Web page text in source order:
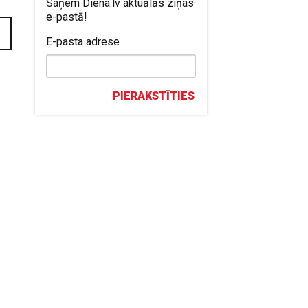
Saņem Diena.lv aktuālās ziņas
e-pastā!
E-pasta adrese
PIERAKSTĪTIES